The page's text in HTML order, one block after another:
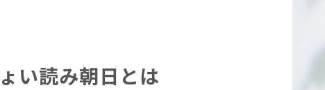
い読み朝日とは